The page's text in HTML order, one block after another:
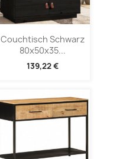
Couchtisch Schwarz
80x50x35...
139,22 €